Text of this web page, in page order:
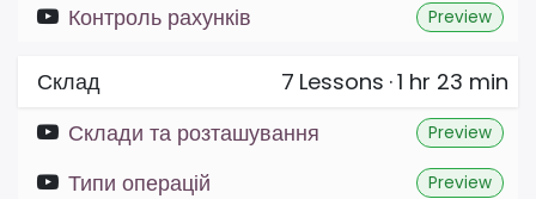
Контроль рахунків Preview
Склад 7 Lessons ·1 hr 23 min
Склади та розташування
Preview
Типи операцій Preview